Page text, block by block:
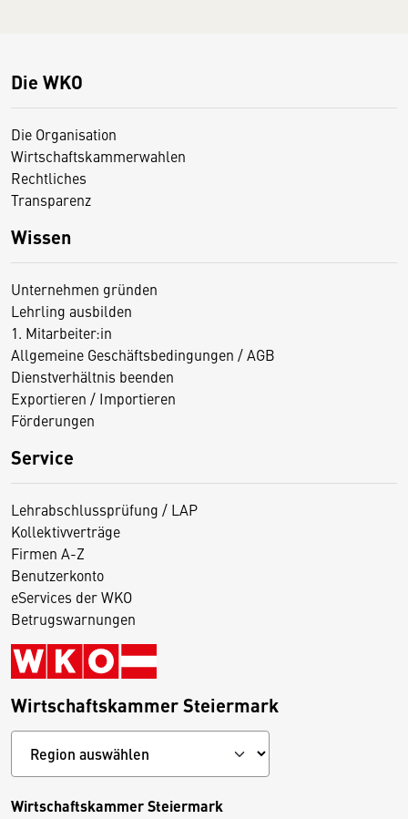
Die WKO
Die Organisation
Wirtschaftskammerwahlen
Rechtliches
Transparenz
Wissen
Unternehmen gründen
Lehrling ausbilden
1. Mitarbeiter:in
Allgemeine Geschäftsbedingungen / AGB
Dienstverhältnis beenden
Exportieren / Importieren
Förderungen
Service
Lehrabschlussprüfung / LAP
Kollektivverträge
Firmen A-Z
Benutzerkonto
eServices der WKO
Betrugswarnungen
Wirtschaftskammer Steiermark
Wirtschaftskammer Steiermark